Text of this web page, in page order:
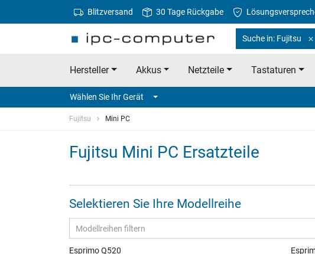
Blitzversand 30 Tage Rückgabe
Suche in: Fujitsu
Hersteller Akkus Netzteile Tastaturen
Wählen Sie Ihr Gerät
Fujitsu Mini PC
Fujitsu Mini PC Ersatzteile
Selektieren Sie Ihre Modellreihe
Esprimo Q520